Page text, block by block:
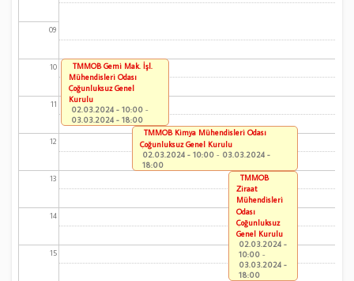
09
10
11
12
13
14
15
TMMOB Gemi Mak. İşl.
Mühendisleri Odası
Çoğunluksuz Genel
Kurulu
02.03.2024 - 10:00 -
03.03.2024 - 18:00
TMMOB Kimya Mühendisleri Odası
Çoğunluksuz Genel Kurulu
02.03.2024 - 10:00- 03.03.2024 -
18:00
TMMOB
Ziraat
Mühendisleri
Odası
Çoğunluksuz
Genel Kurulu
02.03.2024 -
10:00-
03.03.2024 -
18:00